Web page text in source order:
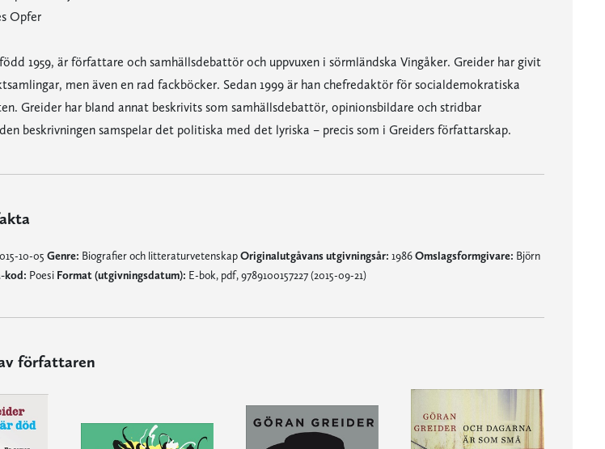
Opfer
1959, är författare och samhällsdebattör och uppvuxen i sörmländska Vingåker. Greider har givit
men även en rad fackböcker. Sedan 1999 är han chefredaktör för socialdemokratiska
Greider har bland annat beskrivits som samhällsdebattör, opinionsbildare och stridbar
beskrivningen samspelar det politiska med det lyriska – precis som i Greiders författarskap.
10-05 Genre: Biografier och litteraturvetenskapOriginalutgåvans utgivningsår: 1986Omslagsformgivare: Björn
kod: Poesi Format (utgivningsdatum): E-bok, pdf, 9789100157227 (2015-09-21)
författaren